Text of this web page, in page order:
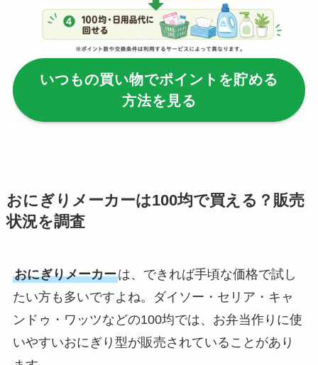
バーほうきは買え
る？選び方＆使い方
を徹底ガイド！
【100均】ダイソー/
セリア等でハンディ
ファンカバーは買え
【100均】ダイソー/
介！
【100均】ダイソー/
セリア等でスパイス
ミルは買える？手
いつもの買い物でポイントを貯める
方法を見る
おにぎりメーカーは100均で買える？販売
状況を調査
おにぎりメーカーは、できれば手頃な価格で試し
たい方も多いですよね。ダイソー・セリア・キャ
ンドゥ・ワッツなどの100均では、お弁当作りに使
いやすいおにぎり型が販売されていることがあり